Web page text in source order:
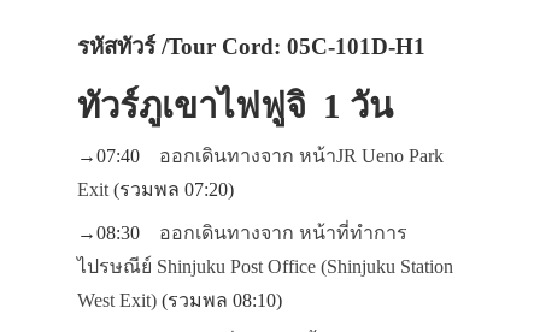
รหัสทัวร์ /Tour Cord: 05C-101D-H1
ทัวร์ภูเขาไฟฟูจิ 1 วัน
→07:40 ออกเดินทางจาก หน้าJR Ueno Park
Exit (รวมพล 07:20)
→08:30 ออกเดินทางจาก หน้าที่ทำการ
ไปรษณีย์ Shinjuku Post Office (Shinjuku Station
West Exit) (รวมพล 08:10)